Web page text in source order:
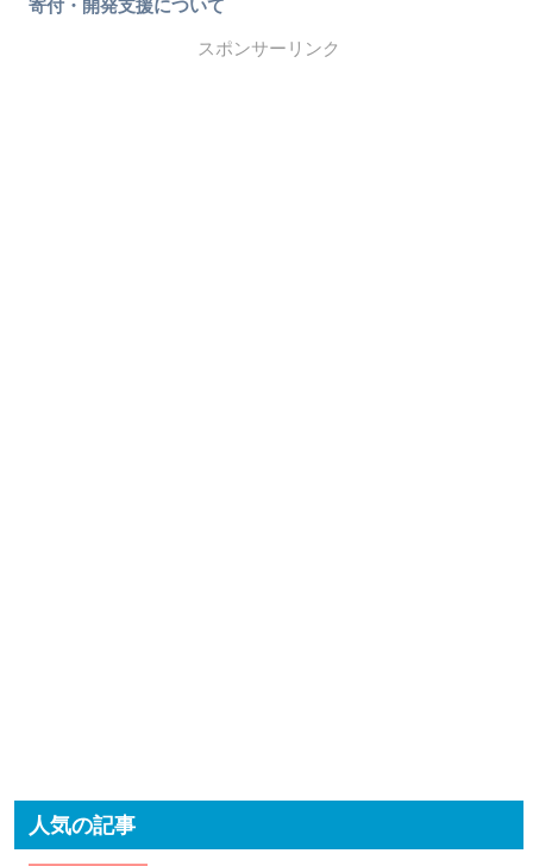
寄付・開発支援について
スポンサーリンク
人気の記事